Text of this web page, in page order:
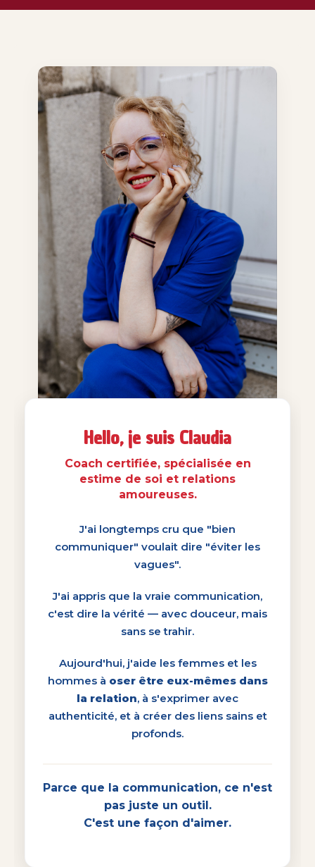
Hello, je suis Claudia
Coach certifiée, spécialisée en
estime de soi et relations
amoureuses.
J'ai longtemps cru que "bien
communiquer" voulait dire "éviter les
vagues".
J'ai appris que la vraie communication,
c'est dire la vérité — avec douceur, mais
sans se trahir.
Aujourd'hui, j'aide les femmes et les
hommes à oser être eux-mêmes dans
la relation, à s'exprimer avec
authenticité, et à créer des liens sains et
profonds.
Parce que la communication, ce n'est
pas juste un outil.
C'est une façon d'aimer.